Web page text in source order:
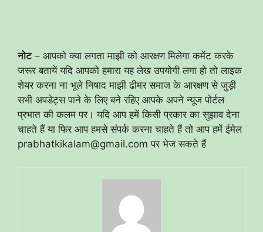
नोट– आपको क्या लगता माझी को आरक्षण मिलेगा कमेंट करके
जरूर बतायें यदि आपको हमारा यह लेख उपयोगी लगा हो तो लाइक
शेयर करना ना भूले निषाद माझी ढीमर समाज के आरक्षण से जुड़ी
सभी अपडेट्स पाने के लिए बने रहिए आपके अपने न्यूज पोर्टल
प्रभात की कलम पर। यदि आप हमें किसी प्रकार का सुझाव देना
चाहते हैं या फिर आप हमसे संपर्क करना चाहते हैं तो आप हमें ईमेल
prabhatkikalam@gmail.com पर भेज सकते हैं